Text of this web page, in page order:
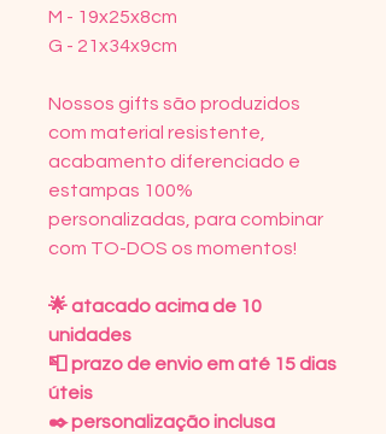
M - 19x25x8cm
G - 21x34x9cm
Nossos gifts são produzidos
com material resistente,
acabamento diferenciado e
estampas 100%
personalizadas, para combinar
com TO-DOS os momentos!⠀
🌟 atacado acima de 10
unidades
📮 prazo de envio em até 15 dias
úteis
✒️ personalização inclusa